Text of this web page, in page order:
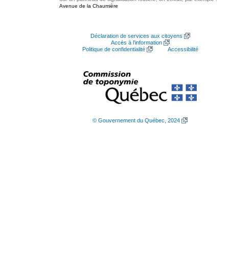
Avenue de la Chaumière
Déclaration de services aux citoyens
Accès à l’information
Politique de confidentialité
Accessibilité
© Gouvernement du Québec, 2024